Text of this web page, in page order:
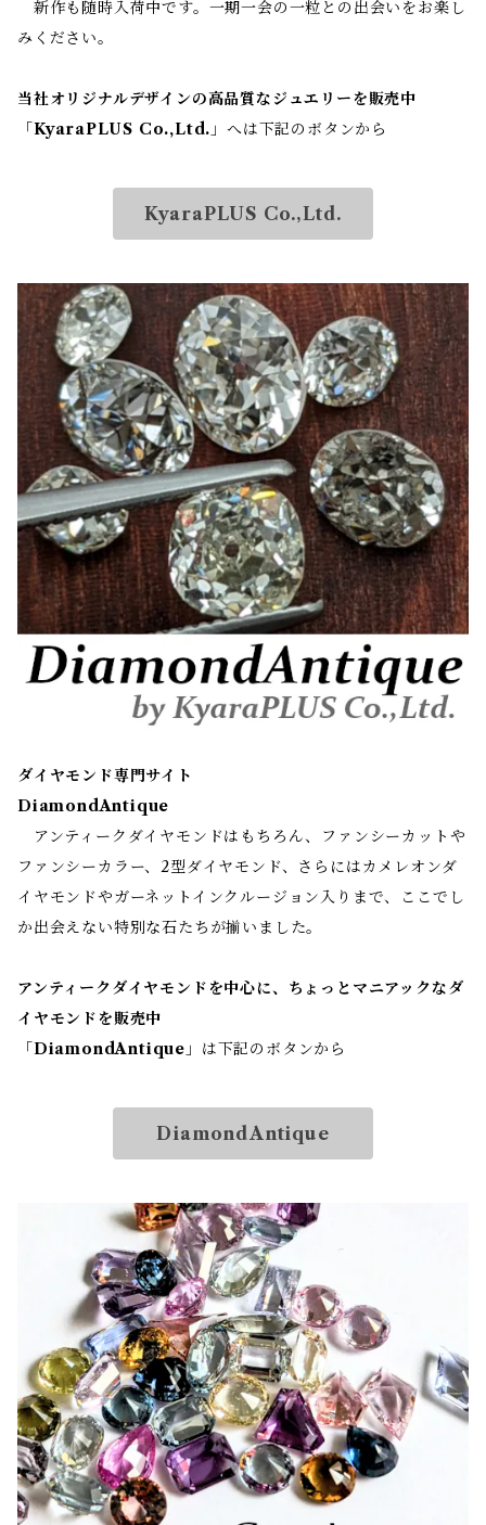
新作も随時入荷中です。一期一会の一粒との出会いをお楽し
みください。
当社オリジナルデザインの高品質なジュエリーを販売中
「 KyaraPLUS Co.,Ltd. 」へは下記のボタンから
KyaraPLUS Co.,Ltd.
ダイヤモンド専門サイト
DiamondAntique
アンティークダイヤモンドはもちろん、ファンシーカットや
ファンシーカラー、2型ダイヤモンド、さらにはカメレオンダ
イヤモンドやガーネットインクルージョン入りまで、ここでし
か出会えない特別な石たちが揃いました。
アンティークダイヤモンドを中心に、ちょっとマニアックなダ
イヤモンドを販売中
「 DiamondAntique 」は下記のボタンから
DiamondAntique